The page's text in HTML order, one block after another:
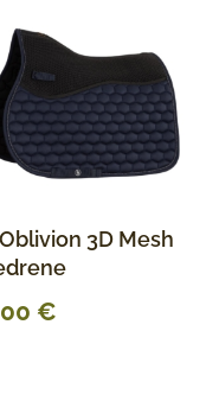
3D Mesh
€